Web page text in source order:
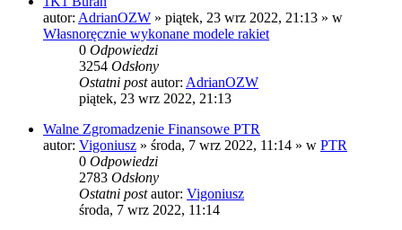
autor: AdrianOZW » piątek, 23 wrz 2022, 21:13 » w
Własnoręcznie wykonane modele rakiet
0 Odpowiedzi
3254 Odsłony
Ostatni postautor: AdrianOZW
piątek, 23 wrz 2022, 21:13
Walne Zgromadzenie Finansowe PTR
autor: Vigoniusz » środa, 7 wrz 2022, 11:14 » w PTR
0 Odpowiedzi
2783 Odsłony
Ostatni postautor: Vigoniusz
środa, 7 wrz 2022, 11:14